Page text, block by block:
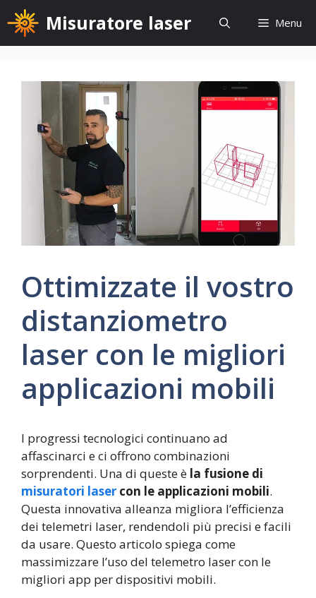
al
contenuto
Misuratore laser Menu
Ottimizzate il vostro
distanziometro
laser con le migliori
applicazioni mobili
I progressi tecnologici continuano ad
affascinarci e ci offrono combinazioni
sorprendenti. Una di queste è la fusione di
misuratori laser con le applicazioni mobili.
Questa innovativa alleanza migliora l’efficienza
dei telemetri laser, rendendoli più precisi e facili
da usare. Questo articolo spiega come
massimizzare l’uso del telemetro laser con le
migliori app per dispositivi mobili.